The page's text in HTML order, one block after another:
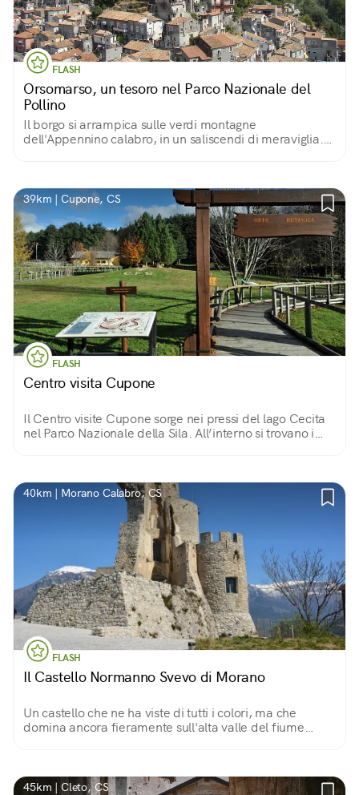
FLASH
Orsomarso, un tesoro nel Parco Nazionale del
Pollino
Il borgo si arrampica sulle verdi montagne
dell'Appennino calabro, in un saliscendi di meraviglia.
39km | Cupone, CS
FLASH
Centro visita Cupone
Il Centro visite Cupone sorge nei pressi del lago Cecita
nel Parco Nazionale della Sila. All’interno si trovano i
40km | Morano Calabro, CS
FLASH
Il Castello Normanno Svevo di Morano
Un castello che ne ha viste di tutti i colori, ma che
domina ancora fieramente sull'alta valle del fiume
45km | Cleto, CS